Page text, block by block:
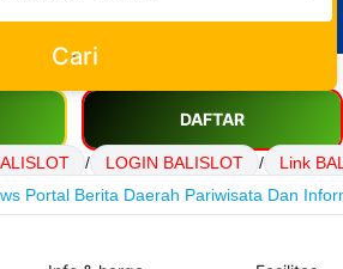
Cari
DAFTAR
/ LOGIN BALISLOT /
Link
Portal Berita Daerah Pariwisata Dan